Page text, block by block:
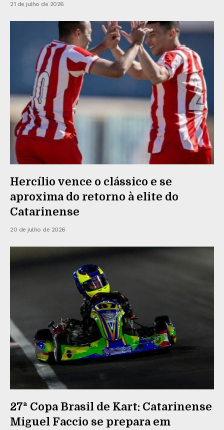
21 de julho de 2026
Hercílio vence o clássico e se
aproxima do retorno à elite do
Catarinense
20 de julho de 2026
27ª Copa Brasil de Kart: Catarinense
Miguel Faccio se prepara em